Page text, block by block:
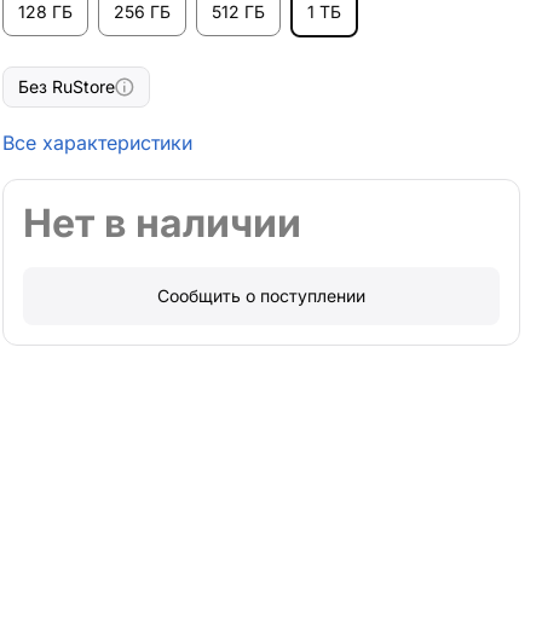
128 ГБ 256 ГБ 512 ГБ 1 ТБ
Без RuStore
Все характеристики
Нет в наличии
Сообщить о поступлении